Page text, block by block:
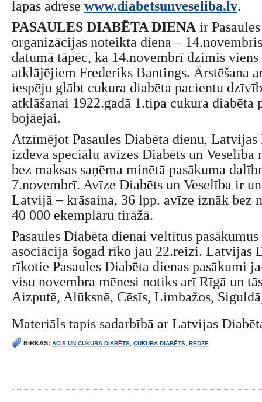
lapas adrese www.diabetsunveseliba.lv.
PASAULES DIABĒTA DIENA ir
organizācijas noteikta diena –
datumā tāpēc, ka 14.novembrī dzimis
atklājējiem Frederiks Bantings. Ārstēšana
iespēju glābt cukura diabēta pacientu
atklāšanai 1922.gadā 1.tipa cukura
bojāejai.
Atzīmējot Pasaules Diabēta dienu,
izdeva speciālu avīzes Diabēts un Veselība
bez maksas saņēma minētā pasākuma
7.novembrī. Avīze Diabēts un Veselība ir
Latvijā – krāsaina, 36 lpp. avīze iznāk bez
40 000 ekemplāru tirāžā.
Pasaules Diabēta dienai veltītus
asociācija šogad rīko jau 22.reizi. Latvijas
rīkotie Pasaules Diabēta dienas pasākumi
visu novembra mēnesi notiks arī Rīgā un
Aizputē, Alūksnē, Cēsīs, Limbažos,
Materiāls tapis sadarbībā ar Latvijas
BIRKAS: ACIS UN CUKURA DIABĒTS CUKURA DIABĒTS REDZE